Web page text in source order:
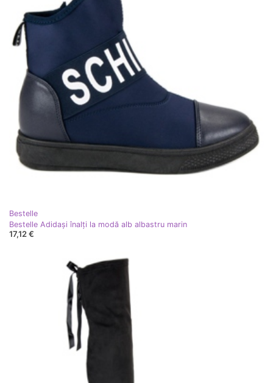
Bestelle
Bestelle Adidași înalți la modă alb albastru marin
17,12 €